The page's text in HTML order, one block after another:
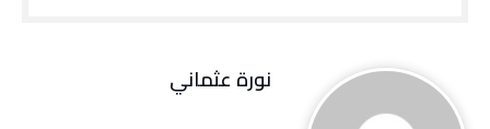
نورة‭ ‬عثماني‭